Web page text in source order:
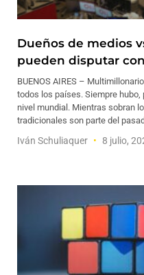
Dueños de medios
pueden disputar
BUENOS AIRES –
todos los países. Siempre
nivel mundial. Mientras sobran
tradicionales son parte del
Iván Schuliaquer 8 julio,